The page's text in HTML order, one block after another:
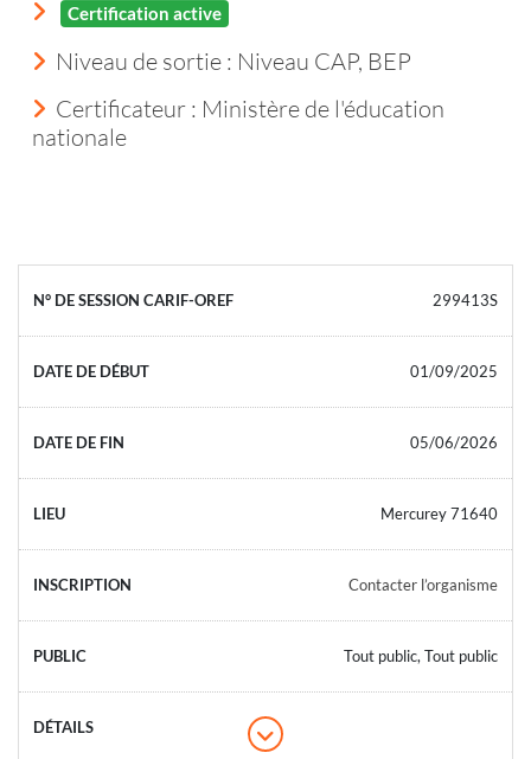
Certification active
Niveau de sortie : Niveau CAP, BEP
Certificateur : Ministère de l'éducation
nationale
299413S
01/09/2025
05/06/2026
Mercurey 71640
Contacter l’organisme
Tout public, Tout public